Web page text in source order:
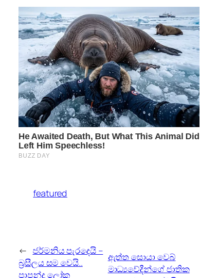
featured
← ජර්මනිය පැරදෙයි –
බ්‍රසීලය සම වෙයි..
පාපන්දු ලෝක
ඇත්ත සොයා වෙබ්
මාධ්‍යවේදීන්ගේ ජාතික